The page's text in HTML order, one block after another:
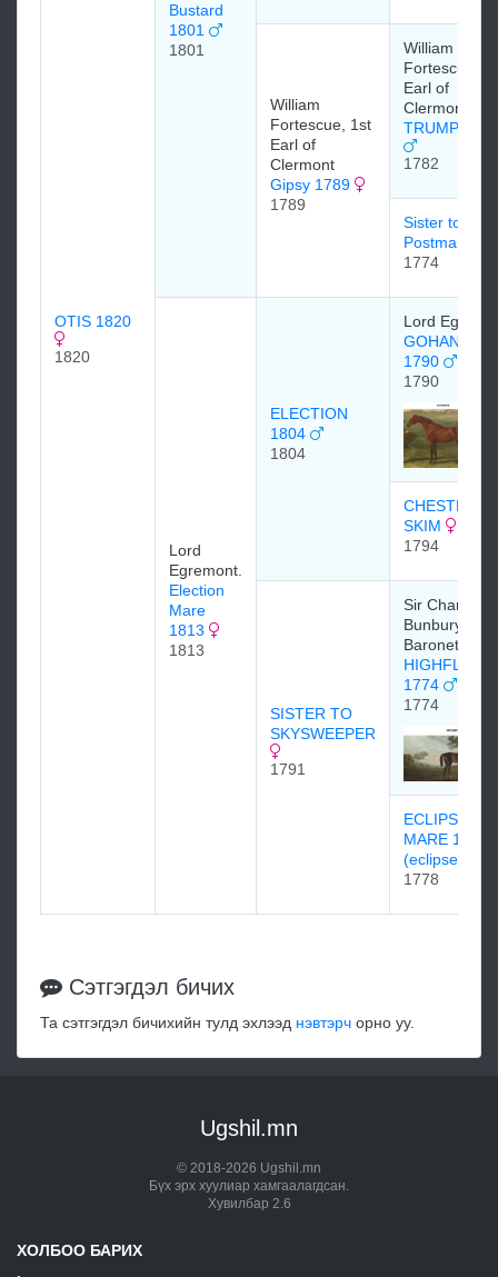
OTIS 1820
1820
Bustard
1801
1801
William
Fortescue, 1st
Earl of
Clermont
Gipsy 1789
1789
William
Fortescue,
Earl of
Clermont
1782
Sister to
Postmaster
1774
Lord
Egremont.
Election
Mare
1813
1813
ELECTION
1804
1804
Lord
GOHANNA
1790
1790
CHESTNUT
SKIM
1794
SISTER TO
SKYSWEEPER
1791
Sir Charles
Bunbury, 6th
Baronet
HIGHFLYER
1774
1774
ECLIPSE
MARE 1778
(eclipse)
1778
Сэтгэгдэл бичих
Та сэтгэгдэл бичихийн тулд эхлээд нэвтэрч орно уу.
Ugshil.mn
© 2018-2026 Ugshil.mn
Бүх эрх хуулиар хамгаалагдсан.
Хувилбар 2.6
ХОЛБОО БАРИХ